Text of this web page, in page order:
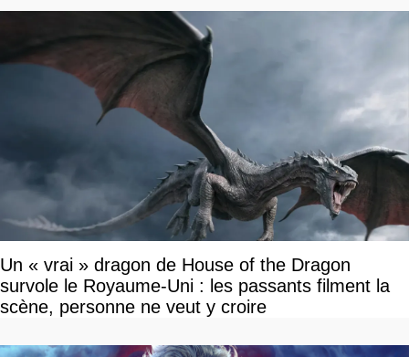
Un « vrai » dragon de House of the Dragon
survole le Royaume-Uni : les passants filment la
scène, personne ne veut y croire